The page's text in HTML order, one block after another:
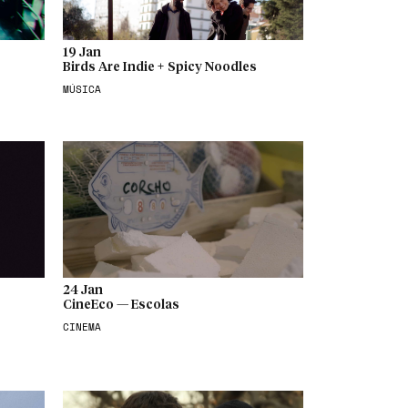
19 Jan
Birds Are Indie + Spicy Noodles
MÚSICA
24 Jan
CineEco — Escolas
CINEMA